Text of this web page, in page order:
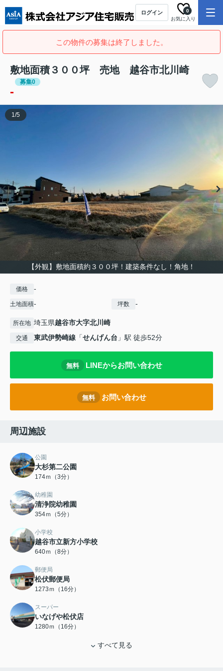
ログイン
お気に入り
0
この物件の募集は終了しました。
敷地面積３００坪 売地 越谷市北川崎
募集0
-
【外観】敷地面積約３００坪！建築条件なし！角地！
1/5
価格 -
土地面積- 坪数 -
所在地 埼玉県越谷市大字北川崎
交通 東武伊勢崎線 「せんげん台 」駅 徒歩52分
無料 LINEからお問い合わせ
無料 お問い合わせ
周辺施設
公園
大杉第二公園
174ｍ（3分）
幼稚園
清浄院幼稚園
354ｍ（5分）
小学校
越谷市立新方小学校
640ｍ（8分）
郵便局
松伏郵便局
1273ｍ（16分）
スーパー
いなげや松伏店
1280ｍ（16分）
すべて見る